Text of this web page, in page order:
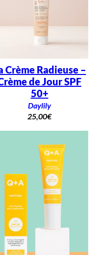
Crème Radieuse –
de Jour SPF
50+
Daylily
25,00€